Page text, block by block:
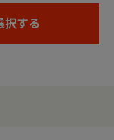
択する